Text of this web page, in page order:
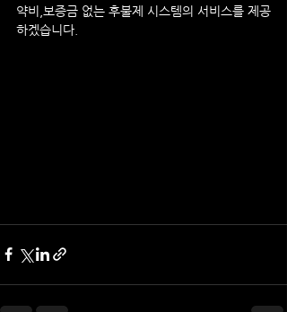
약비,보증금 없는 후불제 시스템의 서비스를 제공
하겠습니다.